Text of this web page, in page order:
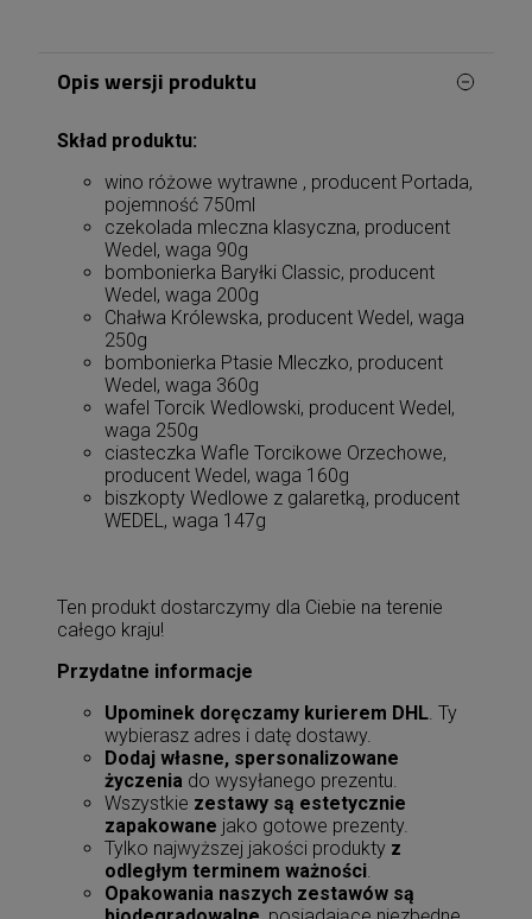
Opis wersji produktu
Skład produktu:
wino różowe wytrawne , producent Portada,
pojemność 750ml
czekolada mleczna klasyczna, producent
Wedel, waga 90g
bombonierka Baryłki Classic, producent
Wedel, waga 200g
Chałwa Królewska, producent Wedel, waga
250g
bombonierka Ptasie Mleczko, producent
Wedel, waga 360g
wafel Torcik Wedlowski, producent Wedel,
waga 250g
ciasteczka Wafle Torcikowe Orzechowe,
producent Wedel, waga 160g
biszkopty Wedlowe z galaretką, producent
WEDEL, waga 147g
Ten produkt dostarczymy dla Ciebie na terenie
całego kraju!
Przydatne informacje
Upominek doręczamy kurierem DHL. Ty
wybierasz adres i datę dostawy.
Dodaj własne, spersonalizowane
życzenia do wysyłanego prezentu.
Wszystkie zestawy są estetycznie
zapakowane jako gotowe prezenty.
Tylko najwyższej jakości produkty z
odległym terminem ważności.
Opakowania naszych zestawów są